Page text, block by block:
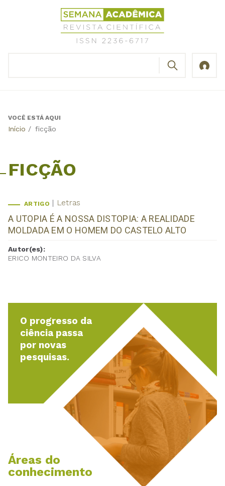
Revista
Científica
Semana
Back
VOCÊ ESTÁ AQUI
Início / ficção
FICÇÃO
ARTIGO Letras
A UTOPIA É A NOSSA DISTOPIA: A REALIDADE
MOLDADA EM O HOMEM DO CASTELO ALTO
Autor(es):
ERICO MONTEIRO DA SILVA
O progresso da
ciência passa
por novas
pesquisas.
Áreas do
conhecimento